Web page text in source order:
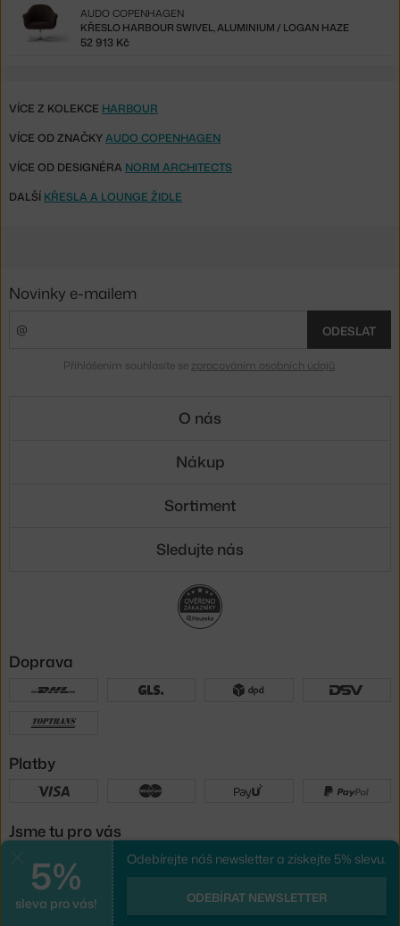
KŘESLO HARBOUR SWIVEL, ALUMINIUM / LOGAN HAZE
AUDO COPENHAGEN
52 913 Kč
VÍCE Z KOLEKCE HARBOUR
VÍCE OD ZNAČKYAUDO COPENHAGEN
VÍCE OD DESIGNÉRA NORM ARCHITECTS
DALŠÍ KŘESLA A LOUNGE ŽIDLE
5%
sleva pro vás!
Odebírejte náš newsletter a získejte 5% slevu.
ODEBÍRAT NEWSLETTER
Novinky e-mailem
ODESLAT
Přihlášením souhlasíte se zpracováním osobních údajů
O nás
Nákup
Sortiment
Sledujte nás
Doprava
Platby
Jsme tu pro vás
e-shop na míruod